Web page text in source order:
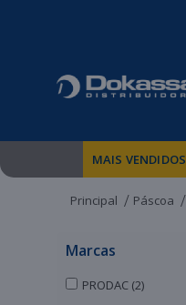
MAIS VENDIDOS
Principal Páscoa
Marcas
PRODAC (2)